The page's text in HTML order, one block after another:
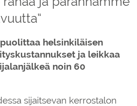
helsinkiläisen
ja leikkaa
noin 60
sijaitsevan kerrostalon